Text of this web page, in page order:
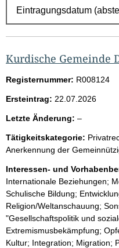
g
e
b
n
s
s
e
p
r
o
S
e
i
Kurdische Gemeinde
Registernummer: R008124
Ersteintrag: 22.07.2026
Letzte Änderung: –l
e
r
Tätigkeitskategorie:
Anerkennung der
Interessen- und
Internationale Beziehungen;
Schulische Bildung;
Religion/Weltanschauung;
"Gesellschaftspolitik und
Extremismusbekämpfung;
Kultur; Integration; Migration;